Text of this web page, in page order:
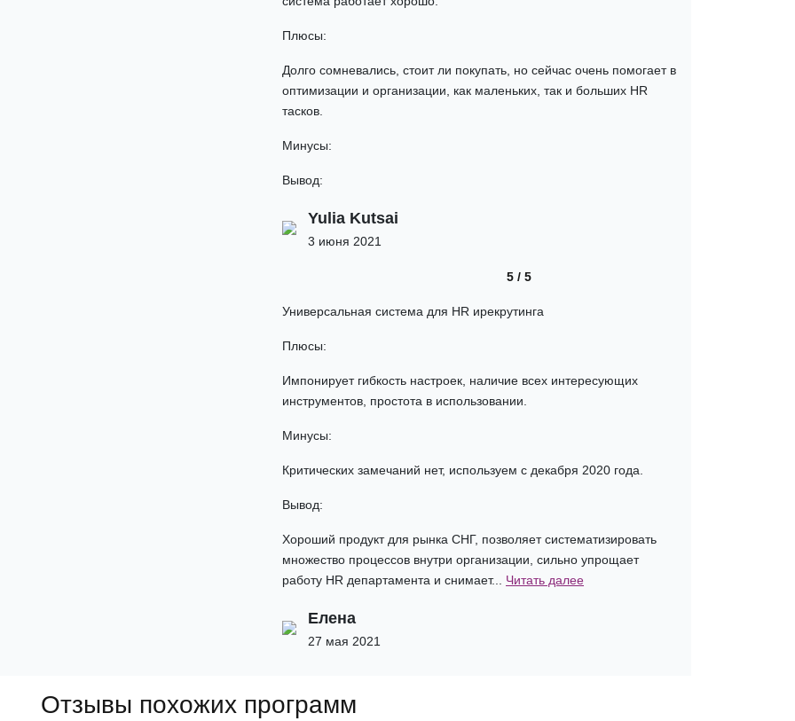
Плюсы:
Долго сомневались, стоит ли покупать, но сейчас очень помогает в
оптимизации и организации, как маленьких, так и больших HR
тасков.
Минусы:
Вывод:
Yulia Kutsai
3 июня 2021
5 / 5
Универсальная система для HR ирекрутинга
Плюсы:
Импонирует гибкость настроек, наличие всех интересующих
инструментов, простота в использовании.
Минусы:
Критических замечаний нет, используем с декабря 2020 года.
Вывод:
Хороший продукт для рынка СНГ, позволяет систематизировать
множество процессов внутри организации, сильно упрощает
работу HR департамента и снимает... Читать далее
Елена
27 мая 2021
Отзывы похожих программ